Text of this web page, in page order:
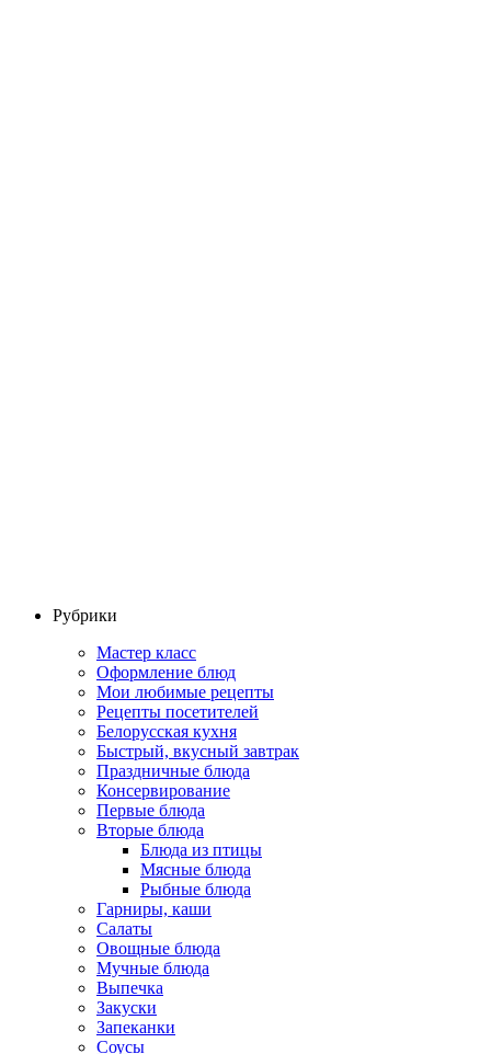
Рубрики
Мастер класс
Оформление блюд
Мои любимые рецепты
Рецепты посетителей
Белорусская кухня
Быстрый, вкусный завтрак
Праздничные блюда
Консервирование
Первые блюда
Вторые блюда
Блюда из птицы
Мясные блюда
Рыбные блюда
Гарниры, каши
Салаты
Овощные блюда
Мучные блюда
Выпечка
Закуски
Запеканки
Соусы